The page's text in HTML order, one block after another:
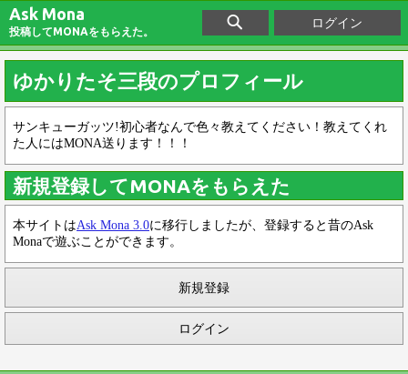
Ask Mona
投稿してMONAをもらえた。
ログイン
ゆかりたそ三段のプロフィール
サンキューガッツ!初心者なんで色々教えてください！教えてくれ
た人にはMONA送ります！！！
新規登録してMONAをもらえた
本サイトはAsk Mona 3.0に移行しましたが、登録すると昔のAsk
Monaで遊ぶことができます。
新規登録
ログイン